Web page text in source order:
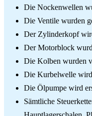
Die Nockenwellen
Die Ventile wurden
Der Zylinderkopf
Der Motorblock
Die Kolben wurden
Die Kurbelwelle
Die Ölpumpe wird
Sämtliche